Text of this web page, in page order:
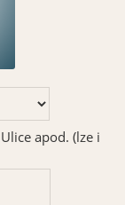
apod. (lze i